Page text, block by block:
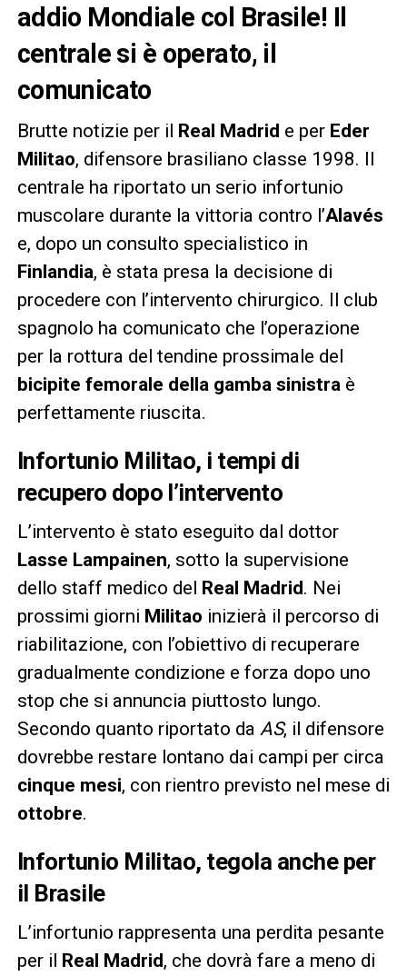
addio Mondiale col Brasile! Il
centrale si è operato, il
comunicato
Brutte notizie per il Real Madrid e per Eder
Militao, difensore brasiliano classe 1998. Il
centrale ha riportato un serio infortunio
muscolare durante la vittoria contro l’Alavés
e, dopo un consulto specialistico in
Finlandia, è stata presa la decisione di
procedere con l’intervento chirurgico. Il club
spagnolo ha comunicato che l’operazione
per la rottura del tendine prossimale del
bicipite femorale della gamba sinistra è
perfettamente riuscita.
Infortunio Militao, i tempi di
recupero dopo l’intervento
L’intervento è stato eseguito dal dottor
Lasse Lampainen, sotto la supervisione
dello staff medico del Real Madrid. Nei
prossimi giorni Militao inizierà il percorso di
riabilitazione, con l’obiettivo di recuperare
gradualmente condizione e forza dopo uno
stop che si annuncia piuttosto lungo.
Secondo quanto riportato da AS, il difensore
dovrebbe restare lontano dai campi per circa
cinque mesi, con rientro previsto nel mese di
ottobre.
Infortunio Militao, tegola anche per
il Brasile
L’infortunio rappresenta una perdita pesante
per il Real Madrid, che dovrà fare a meno di